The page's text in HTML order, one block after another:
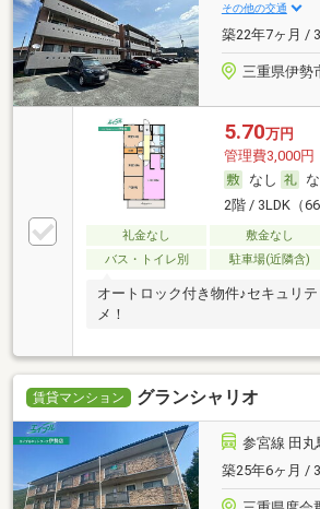
その他の交通
築22年7ヶ月 /
三重県伊勢
5.70万円
管理費3,000円
なし
2階 / 3LDK（
礼金なし 敷金なし
バス・トイレ別
駐車場(近隣含)
オートロック付き物件♪セキュリ
メ！
賃貸マンション グランシャリオ
参宮線 田丸
築25年6ヶ月 /